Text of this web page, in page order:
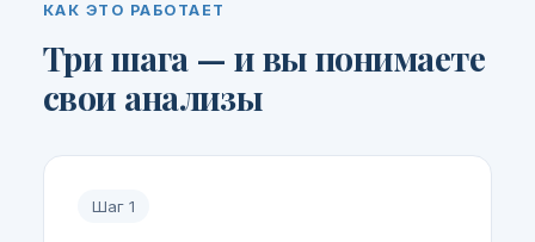
КАК ЭТО РАБОТАЕТ
Три шага — и вы понимаете
свои анализы
Шаг 1